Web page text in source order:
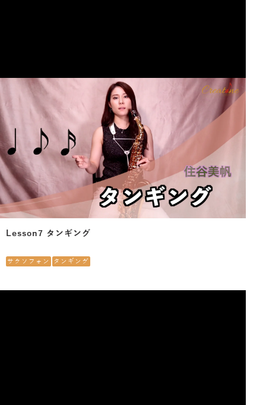
Lesson7 タンギング
サクソフォン タンギング